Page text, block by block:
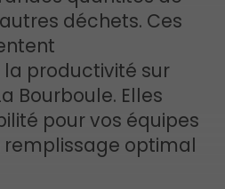
déchets. Ces
productivité sur
Bourboule. Elles
pour vos équipes
optimal